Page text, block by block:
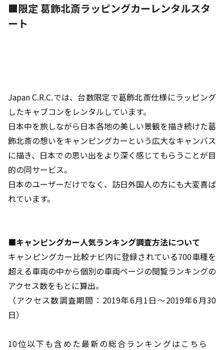
■限定 葛飾北斎ラッピングカーレンタルスタ
ート
Japan C.R.C.では、台数限定で葛飾北斎仕様にラッピング
したキャブコンをレンタルしています。
日本中を旅しながら日本各地の美しい景観を描き続けた葛
飾北斎の想いをキャンピングカーという広大なキャンバス
に描き、日本での思い出をより深く感じてもらうことが目
的の同サービス。
日本のユーザーだけでなく、訪日外国人の方にも大変喜ば
れています。
■キャンピングカー人気ランキング調査方法について
キャンピングカー比較ナビ内に登録されている700車種を
超える車両の中から個別の車両ページの閲覧ランキングの
アクセス数をもとに算出。
（アクセス数調査期間：2019年6月1日～2019年6月30
日）
10位以下も含めた最新の総合ランキングはこちら